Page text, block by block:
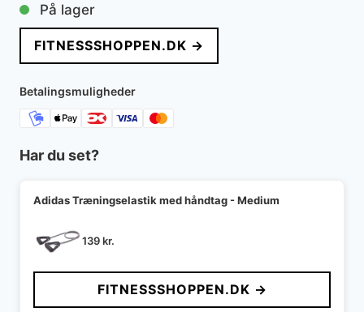
pris
var:
14.999 kr..
pris
er:
På lager
FITNESSSHOPPEN.DK →
Betalingsmuligheder
Har du set?
Adidas Træningselastik med håndtag - Medium
139kr.
FITNESSSHOPPEN.DK →